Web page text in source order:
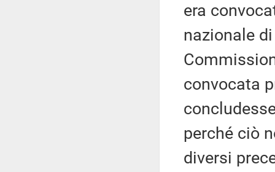
era
nazionale
convocata
perché ciò
diversi